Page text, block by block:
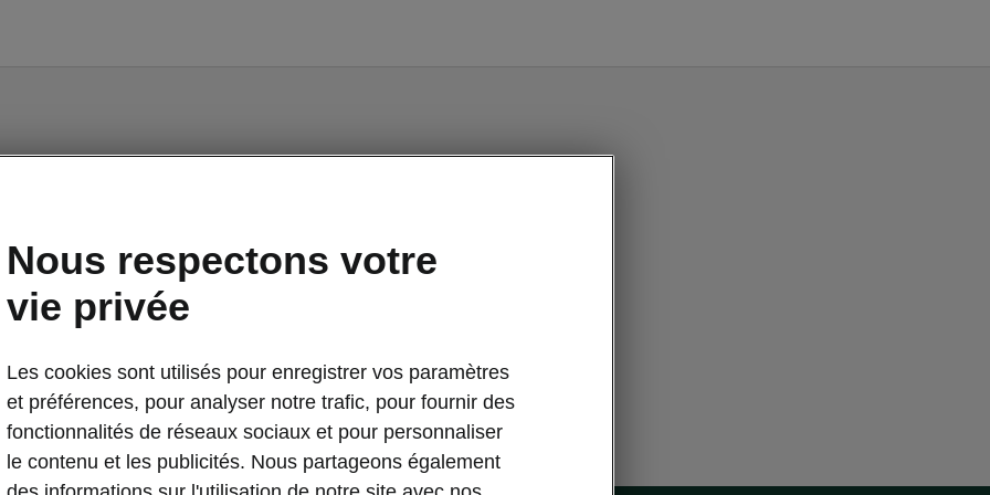
There was an error. We are working hard to resolve it.
Nous respectons votre
vie privée
Les cookies sont utilisés pour enregistrer vos paramètres
et préférences, pour analyser notre trafic, pour fournir des
fonctionnalités de réseaux sociaux et pour personnaliser
le contenu et les publicités. Nous partageons également